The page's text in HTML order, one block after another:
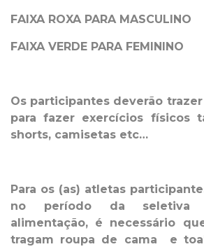
FAIXA ROXA PARA MASCULINO
FAIXA VERDE PARA FEMININO
Os participantes deverão
para fazer exercícios físicos
shorts, camisetas etc…
Para os (as) atletas
no período da seletiva
alimentação, é necessário
tragam roupa de cama e